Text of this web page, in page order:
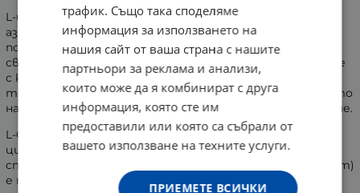
L-цитрулинът подпомага естествения синтез на
азотен оксид (NO) в тялото. Това е важно за
поддържането на добро кръвообращение, което от
своя страна допринася за снабдяването на мускулите
с кислород и хранителни вещества по време на
тренировка. Тези процеси са ключови за поддържането
на добра издръжливост и нормалното възстановяване.
L-Citrulline на Vitaler’s под формата на прах съдържа L-
цитрулин малат – аминокиселина, особено ценена от
спортисти. Комбинацията с ябълчена киселина (малат)
е предпочитана форма, тъй като се свързва с добра
трафик. Също така споделяме
информация за използването на
нашия сайт от ваша страна с нашите
партньори за реклама и анализи,
които може да я комбинират с друга
информация, която сте им
предоставили или която са събрали от
вашето използване на техните услуги.
ПРИЕМЕТЕ ВСИЧКИ